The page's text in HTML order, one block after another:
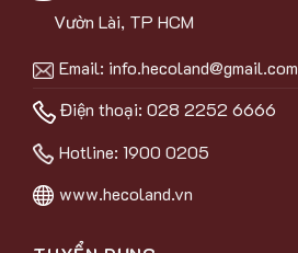
Vườn Lài, TP HCM
Email: info.hecoland@gmail.com
Điện thoại: 028 2252 6666
Hotline: 1900 0205
www.hecoland.vn